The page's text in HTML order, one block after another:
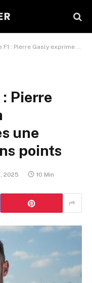
son soulagement après une longue période sans points
: Pierre
une
points
2025 10 Min